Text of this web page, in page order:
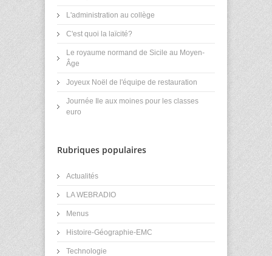
L'administration au collège
C'est quoi la laïcité?
Le royaume normand de Sicile au Moyen-
Âge
Joyeux Noël de l'équipe de restauration
Journée Ile aux moines pour les classes
euro
Rubriques populaires
Actualités
LA WEBRADIO
Menus
Histoire-Géographie-EMC
Technologie